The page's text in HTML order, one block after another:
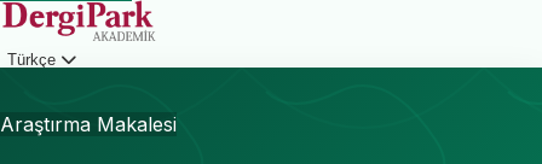
Türkçe
Araştırma Makalesi